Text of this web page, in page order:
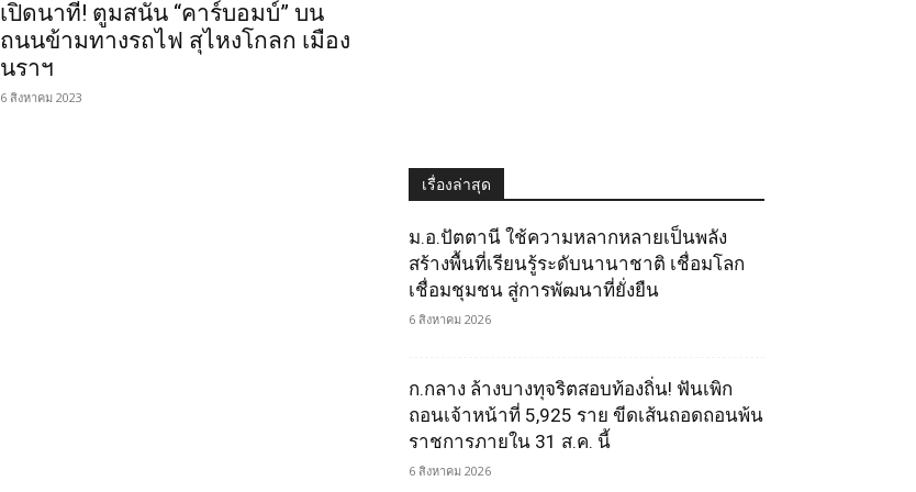
เปิดนาที! ตูมสนั่น “คาร์บอมบ์” บน
ถนนข้ามทางรถไฟ สุไหงโกลก เมือง
นราฯ
6 สิงหาคม 2023
เรื่องล่าสุด
ม.อ.ปัตตานี ใช้ความหลากหลายเป็นพลัง
สร้างพื้นที่เรียนรู้ระดับนานาชาติ เชื่อมโลก
เชื่อมชุมชน สู่การพัฒนาที่ยั่งยืน
6 สิงหาคม 2026
ก.กลาง ล้างบางทุจริตสอบท้องถิ่น! ฟันเพิก
ถอนเจ้าหน้าที่ 5,925 ราย ขีดเส้นถอดถอนพ้น
ราชการภายใน 31 ส.ค. นี้
6 สิงหาคม 2026